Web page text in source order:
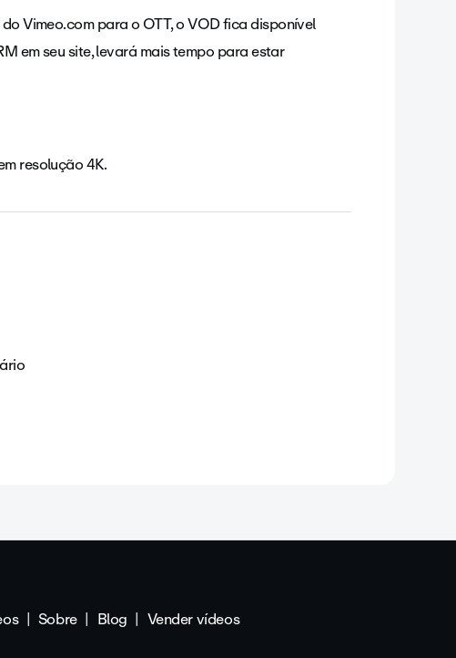
Vimeo.com para o OTT, o VOD fica disponível
em seu site, levará mais tempo para estar
resolução 4K.
Sobre Blog Vender vídeos